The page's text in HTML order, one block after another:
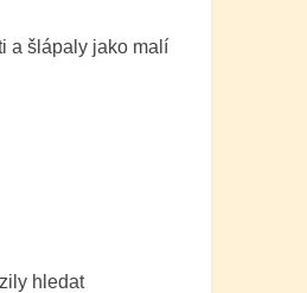
a šlápaly jako malí
hledat